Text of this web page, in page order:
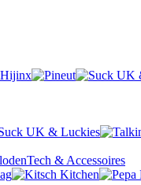
Tech & Accessoires